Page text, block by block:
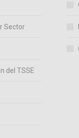
Sector
del TSSE